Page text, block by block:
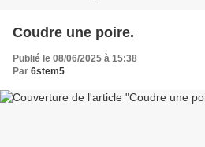
Coudre une poire.
Publié le 08/06/2025 à 15:38
Par 6stem5